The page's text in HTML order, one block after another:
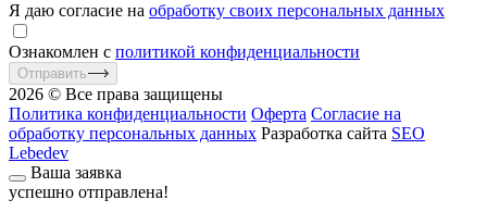
Я даю согласие на обработку своих персональных данных
Ознакомлен с политикой конфиденциальности
Отправить
2026 © Все права защищены
Политика конфиденциальности Оферта Согласие на
обработку персональных данных Разработка сайта SEO
Lebedev
Ваша заявка
успешно отправлена!